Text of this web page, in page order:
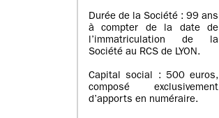
Durée de la Société : 99 ans
à compter de la date de
l’immatriculation de la
Société au RCS de LYON.
Capital social : 500 euros,
composé exclusivement
d’apports en numéraire.